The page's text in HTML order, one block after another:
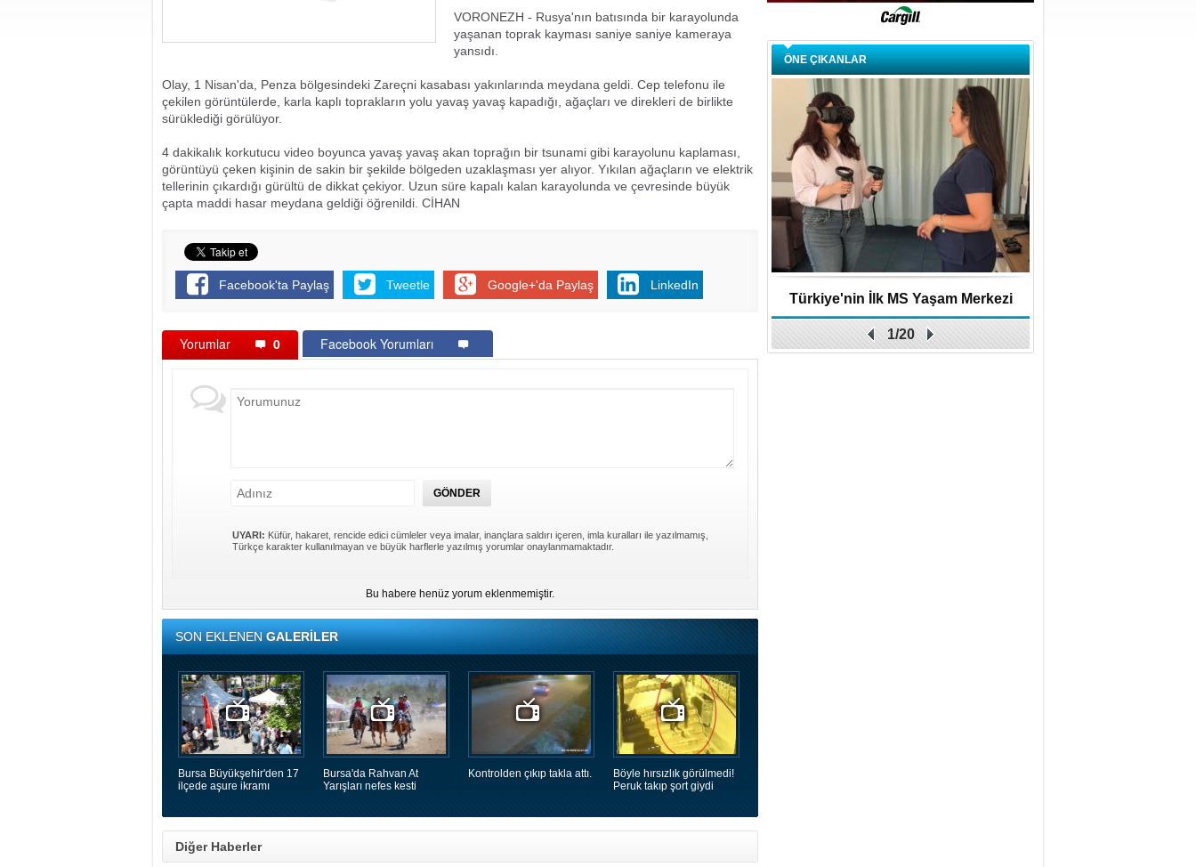
VORONEZH - Rusya'nın batısında bir karayolunda
yaşanan toprak kayması saniye saniye kameraya
yansıdı.
Olay, 1 Nisan'da, Penza bölgesindeki Zareçni kasabası yakınlarında meydana geldi. Cep telefonu ile
çekilen görüntülerde, karla kaplı toprakların yolu yavaş yavaş kapadığı, ağaçları ve direkleri de birlikte
sürüklediği görülüyor.
4 dakikalık korkutucu video boyunca yavaş yavaş akan toprağın bir tsunami gibi karayolunu kaplaması,
görüntüyü çeken kişinin de sakin bir şekilde bölgeden uzaklaşması yer alıyor. Yıkılan ağaçların ve elektrik
tellerinin çıkardığı gürültü de dikkat çekiyor. Uzun süre kapalı kalan karayolunda ve çevresinde büyük
çapta maddi hasar meydana geldiği öğrenildi. CİHAN
Facebook'ta Paylaş Tweetle Google+'da Paylaş LinkedIn
Yorumlar 0 Facebook Yorumları
UYARI: Küfür, hakaret, rencide edici cümleler veya imalar, inançlara saldırı içeren, imla kuralları ile yazılmamış,
Türkçe karakter kullanılmayan ve büyük harflerle yazılmış yorumlar onaylanmamaktadır.
Bu habere henüz yorum eklenmemiştir.
SON EKLENENGALERİLER
Bursa Büyükşehir'den 17
ilçede aşure ikramı
Bursa'da Rahvan At
Yarışları nefes kesti
Kontrolden çıkıp takla attı.
Böyle hırsızlık görülmedi!
Peruk takıp şort giydi
Diğer Haberler
ÖNE ÇIKANLAR
Türkiye'nin İlk MS Yaşam Merkezi
Açıldı
1/20